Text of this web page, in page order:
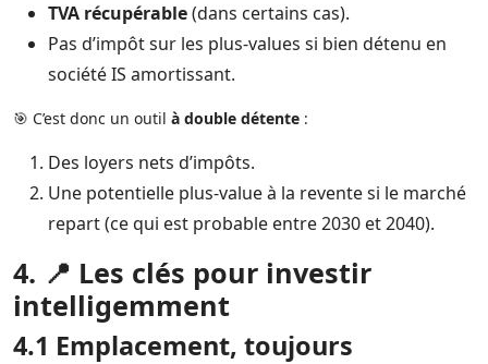
TVA récupérable(dans certains cas).
Pas d’impôt sur les plus-values si bien détenu en
société IS amortissant.
🎯 C’est donc un outil à double détente :
Des loyers nets d’impôts.
Une potentielle plus-value à la revente si le marché
repart (ce qui est probable entre 2030 et 2040).
4. 📍 Les clés pour investir
intelligemment
4.1 Emplacement, toujours